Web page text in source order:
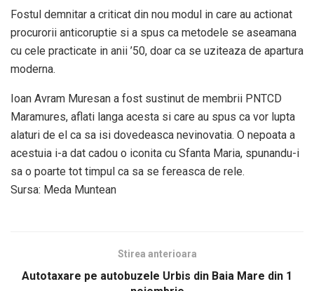
Fostul demnitar a criticat din nou modul in care au actionat
procurorii anticoruptie si a spus ca metodele se aseamana
cu cele practicate in anii ’50, doar ca se uziteaza de apartura
moderna.
Ioan Avram Muresan a fost sustinut de membrii PNTCD
Maramures, aflati langa acesta si care au spus ca vor lupta
alaturi de el ca sa isi dovedeasca nevinovatia. O nepoata a
acestuia i-a dat cadou o iconita cu Sfanta Maria, spunandu-i
sa o poarte tot timpul ca sa se fereasca de rele.
Sursa: Meda Muntean
Stirea anterioara
Autotaxare pe autobuzele Urbis din Baia Mare din 1